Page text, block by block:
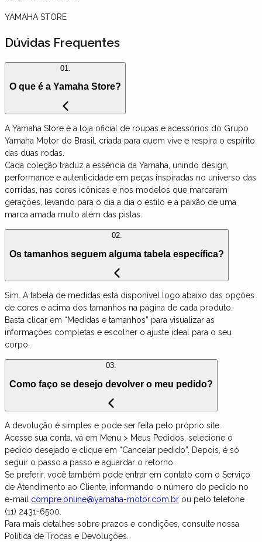
YAMAHA STORE
Dúvidas Frequentes
01.
O que é a Yamaha Store?
A Yamaha Store é a loja oficial de roupas e acessórios do Grupo
Yamaha Motor do Brasil, criada para quem vive e respira o espírito
das duas rodas.
Cada coleção traduz a essência da Yamaha, unindo design,
performance e autenticidade em peças inspiradas no universo das
corridas, nas cores icônicas e nos modelos que marcaram
gerações, levando para o dia a dia o estilo e a paixão de uma
marca amada muito além das pistas.
02.
Os tamanhos seguem alguma tabela específica?
Sim. A tabela de medidas está disponível logo abaixo das opções
de cores e acima dos tamanhos na página de cada produto.
Basta clicar em “Medidas e tamanhos” para visualizar as
informações completas e escolher o ajuste ideal para o seu
corpo.
03.
Como faço se desejo devolver o meu pedido?
A devolução é simples e pode ser feita pelo próprio site.
Acesse sua conta, vá em Menu > Meus Pedidos, selecione o
pedido desejado e clique em “Cancelar pedido”. Depois, é só
seguir o passo a passo e aguardar o retorno.
Se preferir, você também pode entrar em contato com o Serviço
de Atendimento ao Cliente, informando o número do pedido no
e-mail compre.online@yamaha-motor.com.br ou pelo telefone
(11) 2431-6500.
Para mais detalhes sobre prazos e condições, consulte nossa
Política de Trocas e Devoluções.